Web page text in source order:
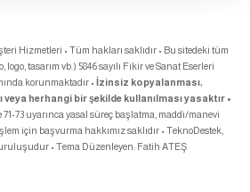
Hizmetleri • Tüm hakları saklıdır • Bu sitedeki tüm
tasarım vb.) 5846 sayılı Fikir ve Sanat Eserleri
korunmaktadır • İzinsiz kopyalanması,
veya herhangi bir şekilde kullanılması yasaktır •
73 uyarınca yasal süreç başlatma, maddi/manevi
için başvurma hakkımız saklıdır • TeknoDestek,
• Tema Düzenleyen: Fatih ATEŞ